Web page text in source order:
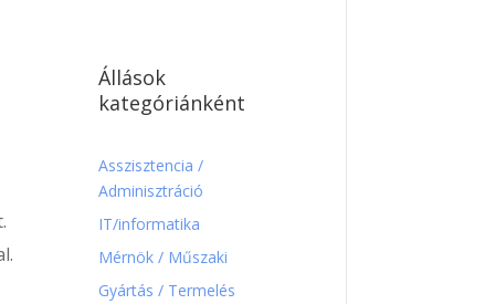
Állások
kategóriánként
Asszisztencia /
Adminisztráció
IT/informatika
Mérnök / Műszaki
Gyártás / Termelés